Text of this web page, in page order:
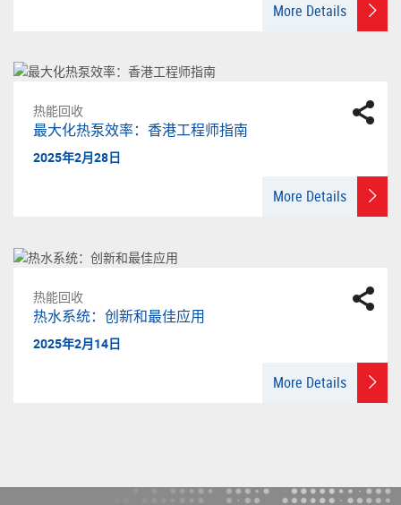
More Details
热能回收
最大化热泵效率：香港工程师指南
2025年2月28日
More Details
热能回收
热水系统：创新和最佳应用
2025年2月14日
More Details